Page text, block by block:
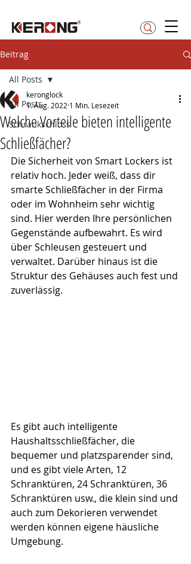
Beitrag
All Posts
Schrankschloss
All Posts
Welche Vorteile bieten intelligente
Schließfächer?
keronglock
1. Aug. 2022 1 Min. Lesezeit
Die Sicherheit von Smart Lockers ist
relativ hoch. Jeder weiß, dass dir
smarte Schließfächer in der Firma
oder im Wohnheim sehr wichtig
sind. Hier werden Ihre persönlichen
Gegenstände aufbewahrt. Es wird
über Schleusen gesteuert und
verwaltet. Darüber hinaus ist die
Struktur des Gehäuses auch fest und
zuverlässig.
Es gibt auch intelligente
Haushaltsschließfächer, die
bequemer und platzsparender sind,
und es gibt viele Arten, 12
Schranktüren, 24 Schranktüren, 36
Schranktüren usw., die klein sind und
auch zum Dekorieren verwendet
werden können eigene häusliche
Umgebung.